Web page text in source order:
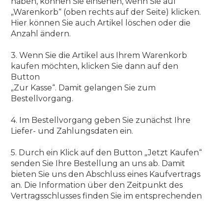
„Warenkorb“ (oben rechts auf der Seite) klicken.
Hier können Sie auch Artikel löschen oder die
Anzahl ändern.
3. Wenn Sie die Artikel aus Ihrem Warenkorb
kaufen möchten, klicken Sie dann auf den
Button
„Zur Kasse“. Damit gelangen Sie zum
Bestellvorgang.
4. Im Bestellvorgang geben Sie zunächst Ihre
Liefer- und Zahlungsdaten ein.
5. Durch ein Klick auf den Button „Jetzt Kaufen“
senden Sie Ihre Bestellung an uns ab. Damit
bieten Sie uns den Abschluss eines Kaufvertrags
an. Die Information über den Zeitpunkt des
Vertragsschlusses finden Sie im entsprechenden